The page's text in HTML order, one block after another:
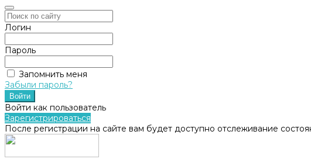
Логин
Пароль
Запомнить меня
Забыли пароль?
Войти как пользователь
Зарегистрироваться
После регистрации на сайте вам будет доступно отслеживание